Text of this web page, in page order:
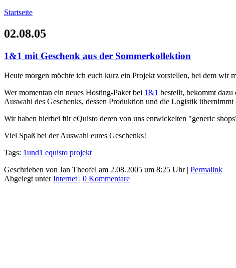
Startseite
02.08.05
1&1 mit Geschenk aus der Sommerkollektion
Heute morgen möchte ich euch kurz ein Projekt vorstellen, bei dem wir
Wer momentan ein neues Hosting-Paket bei 1&1 bestellt, bekommt
Auswahl des Geschenks, dessen Produktion und die Logistik
Wir haben hierbei für eQuisto deren von uns entwickelten "generic
Viel Spaß bei der Auswahl eures Geschenks!
Tags: 1und1 equisto projekt
Geschrieben von Jan Theofel am 2.08.2005 um 8:25 Uhr | Permalink
Abgelegt unterInternet | 0 Kommentare